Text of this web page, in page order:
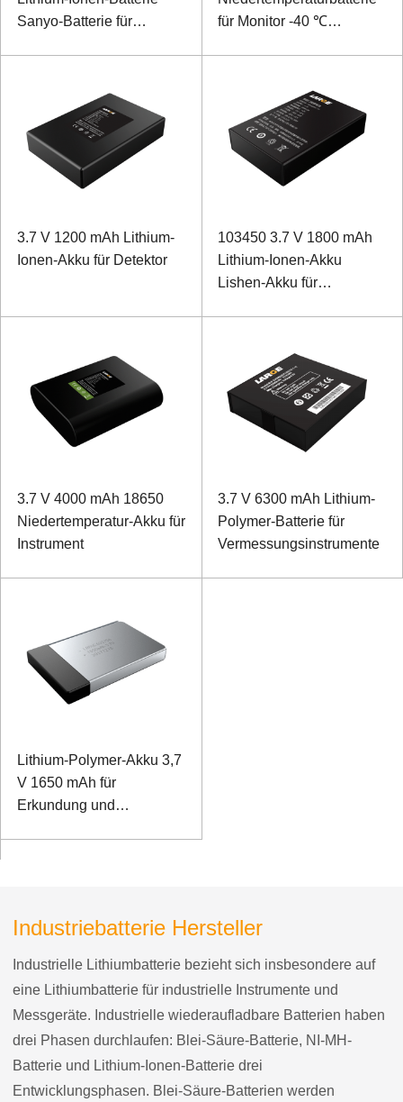
Sanyo-Batterie für
für Monitor -40 ℃
3.7 V 1200 mAh Lithium-
Ionen-Akku für Detektor
103450 3.7 V 1800 mAh
Lithium-Ionen-Akku
Lishen-Akku für
3.7 V 4000 mAh 18650
Niedertemperatur-Akku für
Instrument
3.7 V 6300 mAh Lithium-
Polymer-Batterie für
Vermessungsinstrumente
Lithium-Polymer-Akku 3,7
V 1650 mAh für
Erkundung und
Industriebatterie Hersteller
Industrielle Lithiumbatterie bezieht sich insbesondere auf
eine Lithiumbatterie für industrielle Instrumente und
Messgeräte. Industrielle wiederaufladbare Batterien haben
drei Phasen durchlaufen: Blei-Säure-Batterie, NI-MH-
Batterie und Lithium-Ionen-Batterie drei
Entwicklungsphasen. Blei-Säure-Batterien werden